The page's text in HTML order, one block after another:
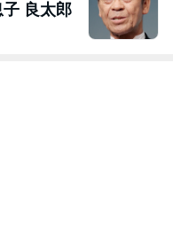
良太郎